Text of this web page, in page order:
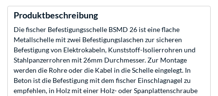
Produktbeschreibung
Die fischer Befestigungsschelle BSMD 26 ist eine flache
Metallschelle mit zwei Befestigungslaschen zur sicheren
Befestigung von Elektrokabeln, Kunststoff-Isolierrohren und
Stahlpanzerrohren mit 26mm Durchmesser. Zur Montage
werden die Rohre oder die Kabel in die Schelle eingelegt. In
Beton ist die Befestigung mit dem fischer Einschlagnagel zu
empfehlen, in Holz mit einer Holz- oder Spanplattenschraube